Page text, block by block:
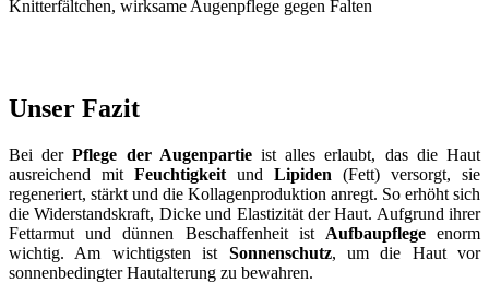
Unser Fazit
Bei derPflege der Augenpartieist alles erlaubt, das die Haut
ausreichend mit Feuchtigkeit und Lipiden (Fett) versorgt, sie
regeneriert, stärkt und die Kollagenproduktion anregt. So erhöht sich
die Widerstandskraft, Dicke und Elastizität der Haut. Aufgrund ihrer
Fettarmut und dünnen Beschaffenheit ist Aufbaupflegeenorm
wichtig. Am wichtigsten ist Sonnenschutz, um die Haut vor
sonnenbedingter Hautalterung zu bewahren.